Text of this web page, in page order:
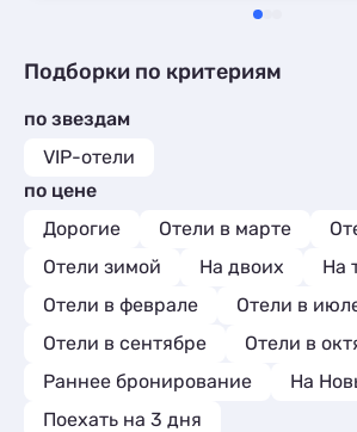
можно пожарить мясо. И главный
супругом - нам все очень
Очень гостеприимные
Подборки по критериям
по звездам
VIP-отели
по цене
Дорогие
Отели в марте
Отели зимой
На двоих
На
Отели в феврале
Отели в
Отели в сентябре
Отели в
Раннее бронирование
На
Поехать на 3 дня